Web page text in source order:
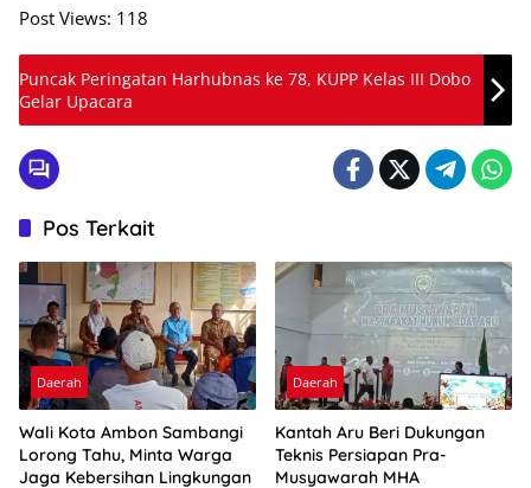
Post Views: 118
Puncak Peringatan Harhubnas ke 78, KUPP Kelas III Dobo
Gelar Upacara
Pos Terkait
Daerah
Wali Kota Ambon Sambangi
Lorong Tahu, Minta Warga
Jaga Kebersihan Lingkungan
Daerah
Kantah Aru Beri Dukungan
Teknis Persiapan Pra-
Musyawarah MHA